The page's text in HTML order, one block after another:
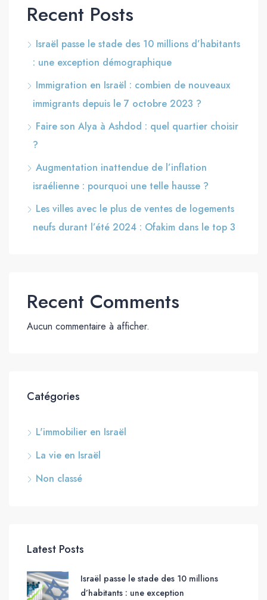
Recent Posts
Israël passe le stade des 10 millions d’habitants
: une exception démographique
Immigration en Israël : combien de nouveaux
immigrants depuis le 7 octobre 2023 ?
Faire son Alya à Ashdod : quel quartier choisir
?
Augmentation inattendue de l’inflation
israélienne : pourquoi une telle hausse ?
Les villes avec le plus de ventes de logements
neufs durant l’été 2024 : Ofakim dans le top 3
Recent Comments
Aucun commentaire à afficher.
Catégories
L'immobilier en Israël
La vie en Israël
Non classé
Latest Posts
Israël passe le stade des 10 millions
d’habitants : une exception